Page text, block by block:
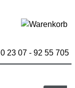
0 23 07 - 92 55 705